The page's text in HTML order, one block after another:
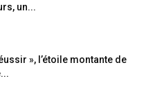
un...
», l’étoile montante de